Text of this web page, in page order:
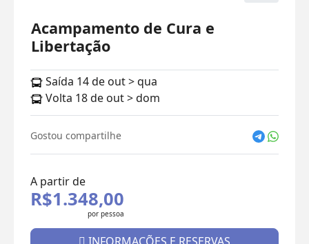
Acampamento de Cura e
Libertação
Saída 14 de out > qua
Volta 18 de out > dom
Gostou compartilhe
A partir de
R$1.348,00
por pessoa